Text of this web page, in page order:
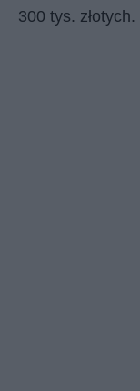
300 tys. złotych.